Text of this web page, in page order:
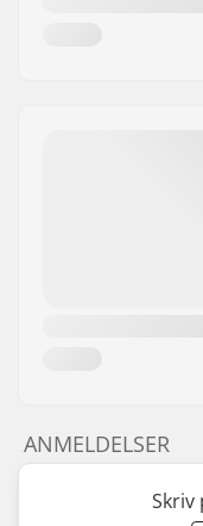
ANMELDELSER
Skriv